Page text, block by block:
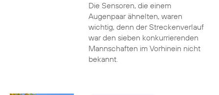
Die Sensoren, die einem
Augenpaar ähnelten, waren
wichtig, denn der Streckenverlauf
war den sieben konkurrierenden
Mannschaften im Vorhinein nicht
bekannt.